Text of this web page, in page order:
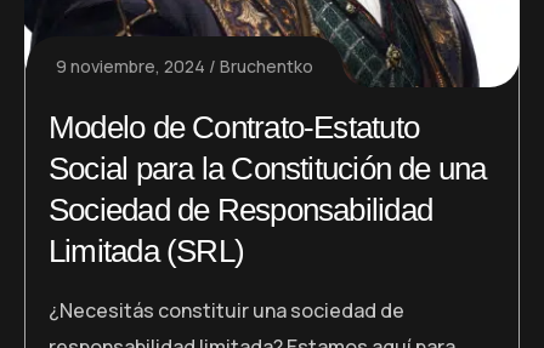
9 noviembre, 2024 Bruchentko
Modelo de Contrato-Estatuto
Social para la Constitución de una
Sociedad de Responsabilidad
Limitada (SRL)
¿Necesitás constituir una sociedad de